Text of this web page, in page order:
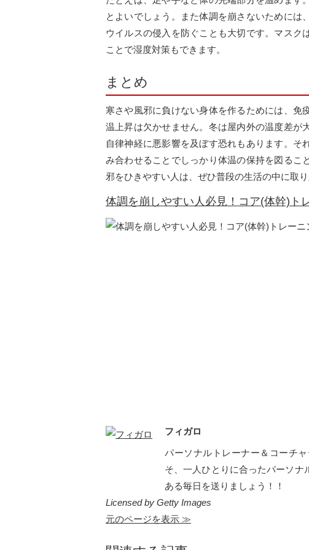
とよいでしょう。また体調を崩さないために
ウイルスの侵入を防ぐことも大切です。マスク
ことで湿度対策もできます。
まとめ
寒さや風邪に負けない身体を作るためには、免
温上昇は欠かせません。冬は屋内外の温度差が
自律神経に悪影響を及ぼす恐れもあります。そ
み合わせることでしっかり体温の保持を図るこ
邪をひきやすい人は、ぜひ普段の生活の中に取り
体調を崩しやすい人必見！コア(体幹)ト
フィガロ
パーソナルトレーナー＆コーチ
そ、一人ひとりに合ったパーソ
ある毎日を送りましょう！！
Licensed by Getty Images
元のページを表示 ≫